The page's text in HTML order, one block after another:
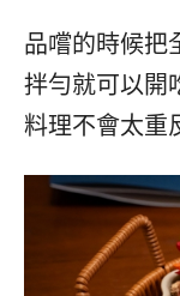
品嚐的時候把
拌勻就可以開
料理不會太重